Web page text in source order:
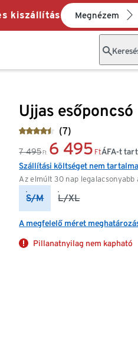
kiszállítás Megnézem
Ujjas esőponcsó
(7)
7 495 Ft 6 495 Ft
Az elmúlt 30 nap legalacsonyabb
ÁFA-t
Szállítási költséget nem
S/M L/XL
A megfelelő méret
Pillanatnyilag nem kapható